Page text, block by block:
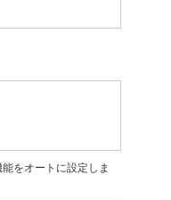
をオートに設定しま